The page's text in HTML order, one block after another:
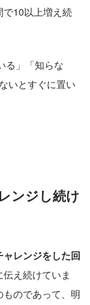
10以上増え続
る」「知らな
いとすぐに置い
ンジし続け
ャレンジをした回
え続けていま
のであって、明